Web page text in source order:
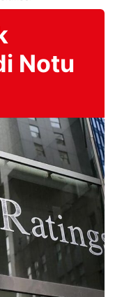
Notu